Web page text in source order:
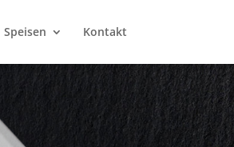
Speisen Kontakt